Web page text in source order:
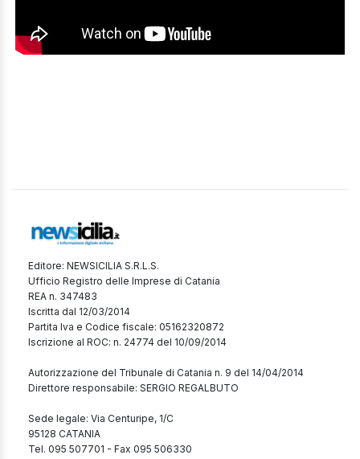
Editore: NEWSICILIA S.R.L.S.
Ufficio Registro delle Imprese di Catania
REA n. 347483
Iscritta dal 12/03/2014
Partita Iva e Codice fiscale: 05162320872
Iscrizione al ROC: n. 24774 del 10/09/2014
Autorizzazione del Tribunale di Catania n. 9 del 14/04/2014
Direttore responsabile: SERGIO REGALBUTO
Sede legale: Via Centuripe, 1/C
95128 CATANIA
Tel. 095 507701 - Fax 095 506330